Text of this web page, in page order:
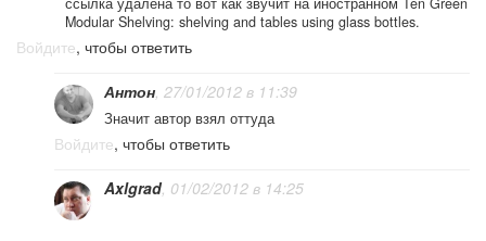
Modular Shelving: shelving and tables using glass bottles.
Войдите, чтобы ответить
Антон, 27/01/2012 в 11:39
Значит автор взял оттуда
Войдите, чтобы ответить
Axlgrad, 01/02/2012 в 14:25